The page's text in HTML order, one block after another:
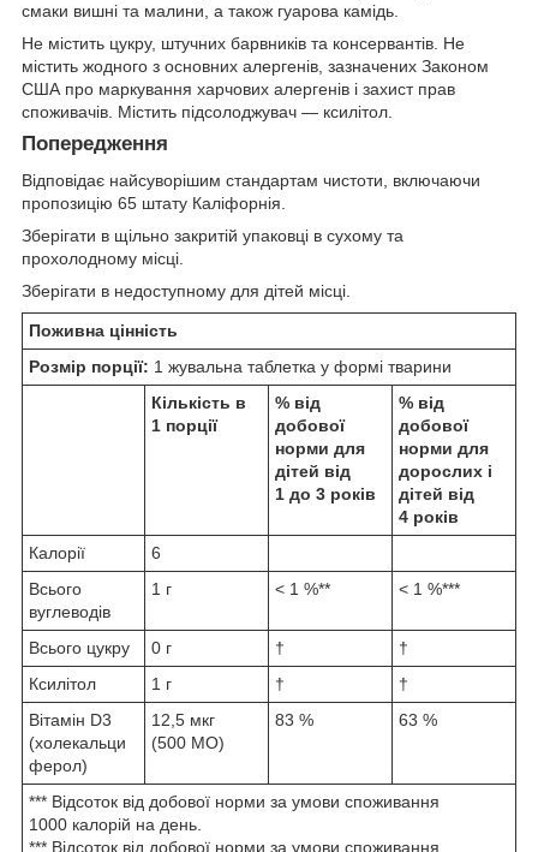
смаки вишні та малини, а також гуарова камідь.
Не містить цукру, штучних барвників та консервантів. Не
містить жодного з основних алергенів, зазначених Законом
США про маркування харчових алергенів і захист прав
споживачів. Містить підсолоджувач — ксилітол.
Попередження
Відповідає найсуворішим стандартам чистоти, включаючи
пропозицію 65 штату Каліфорнія.
Зберігати в щільно закритій упаковці в сухому та
прохолодному місці.
Зберігати в недоступному для дітей місці.
Поживна цінність
Розмір порції: 1 жувальна таблетка у формі тварини
Кількість в
1 порції
% від
добової
норми для
дітей від
1 до 3 років
% від
добової
норми для
дорослих і
дітей від
4 років
Калорії
6
Всього
вуглеводів
1 г < 1 %** < 1 %***
Всього цукру 0 г †
†
Ксилітол
1 г †
†
Вітамін D3
(холекальци
ферол)
12,5 мкг
(500 МО)
83 % 63 %
*** Відсоток від добової норми за умови споживання
1000 калорій на день.
*** Відсоток від добової норми за умови споживання